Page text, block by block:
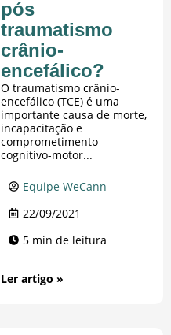
pós
traumatismo
crânio-
encefálico?
O traumatismo crânio-
encefálico (TCE) é uma
importante causa de morte,
incapacitação e
comprometimento
cognitivo-motor...
Equipe WeCann
22/09/2021
5 min de leitura
Ler artigo »